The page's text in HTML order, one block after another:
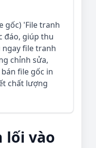
gốc) 'File tranh
đáo, giúp thu
ngay file tranh
chỉnh sửa,
file gốc in
chất lượng
lối vào